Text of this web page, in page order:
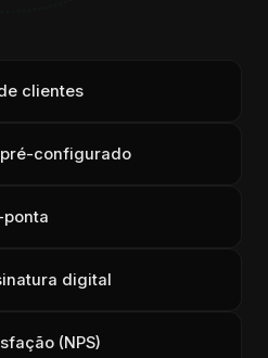
clientes
configurado
digital
(NPS)